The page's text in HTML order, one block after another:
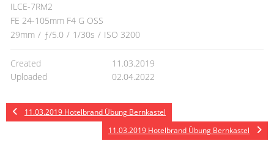
ILCE-7RM2
FE 24-105mm F4 G OSS
29mm / ƒ/5.0 / 1/30s / ISO 3200
Created
11.03.2019
Uploaded
02.04.2022
11.03.2019 Hotelbrand Übung Bernkastel
11.03.2019 Hotelbrand Übung Bernkastel